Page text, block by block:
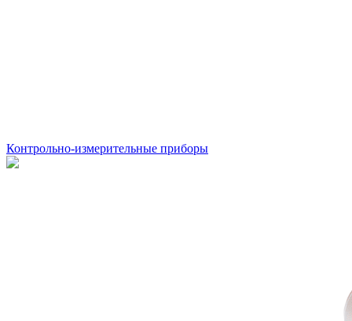
Контрольно-измерительные приборы